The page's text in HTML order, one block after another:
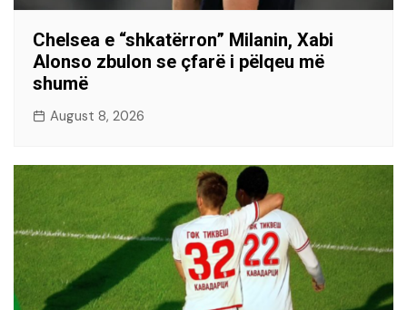
Chelsea e “shkatërron” Milanin, Xabi
Alonso zbulon se çfarë i pëlqeu më
shumë
August 8, 2026